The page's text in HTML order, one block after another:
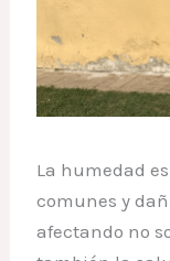
La humedad
comunes y
afectando no